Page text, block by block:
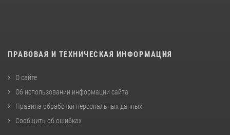
ПРАВОВАЯ И ТЕХНИЧЕСКАЯ ИНФОРМАЦИЯ
О сайте
Об использовании информации сайта
Правила обработки персональных данных
Сообщить об ошибках